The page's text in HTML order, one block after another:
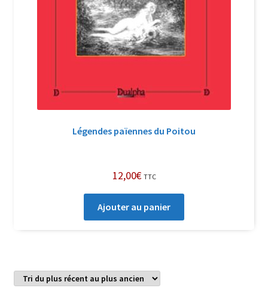
Légendes païennes du Poitou
12,00€ TTC
Ajouter au panier